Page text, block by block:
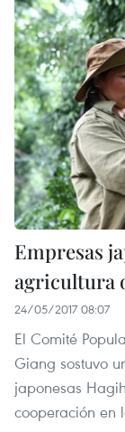
Empresas
agricultura
24/05/2017 08:07
El Comité
Giang sostuvo
japonesas
cooperación en